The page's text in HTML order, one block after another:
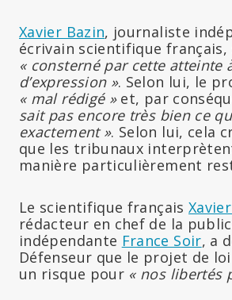
Xavier Bazin, journaliste
écrivain scientifique français,
« consterné par cette atteinte
d’expression ». Selon lui, le
« mal rédigé »et, par
sait pas encore très bien ce
exactement ». Selon lui, cela
que les tribunaux
manière particulièrement
Le scientifique français
rédacteur en chef de la
indépendante France Soir, a
Défenseur que le projet de
un risque pour « nos libertés